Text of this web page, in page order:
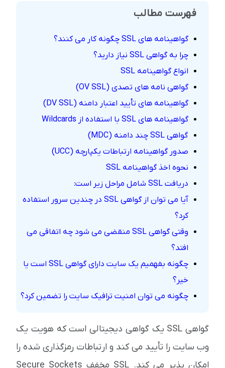
فهرست مطالب
گواهینامه های SSL چگونه کار می کنند؟
چرا به گواهی SSL نیاز دارید؟
انواع گواهینامه SSL
گواهی نامه های تصدی (OV SSL)
گواهینامه های تأیید اعتبار دامنه (DV SSL)
گواهینامه های SSL با استفاده از Wildcards
گواهی SSL چند دامنه (MDC)
صدور گواهینامه ارتباطات یکپارچه (UCC)
نحوه اخذ گواهینامه SSL
دریافت SSL شامل مراحل زیر است:
آیا می توان از گواهی SSL در چندین سرور استفاده
کرد؟
وقتی گواهی SSL منقضی می شود چه اتفاقی می
افتد؟
چگونه بفهمیم یک سایت دارای گواهی SSL است یا
خیر؟
چگونه می توان امنیت ترافیک سایت را تضمین کرد؟
گواهی SSL یک گواهی دیجیتالی است که هویت یک
وب سایت را تأیید می کند و ارتباطات رمزگذاری شده را
امکان پذیر می کند. SSL مخفف Secure Sockets